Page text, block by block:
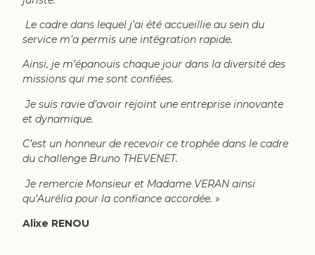
Le cadre dans lequel j’ai été accueillie au sein du
service m’a permis une intégration rapide.
Ainsi, je m’épanouis chaque jour dans la diversité des
missions qui me sont confiées.
Je suis ravie d’avoir rejoint une entreprise innovante
et dynamique.
C’est un honneur de recevoir ce trophée dans le cadre
du challenge Bruno THEVENET.
Je remercie Monsieur et Madame VERAN ainsi
qu’Aurélia pour la confiance accordée. »
Alixe RENOU